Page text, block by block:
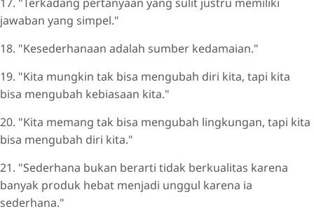
jawaban yang simpel."
18. "Kesederhanaan adalah sumber kedamaian."
19. "Kita mungkin tak bisa mengubah diri kita, tapi kita
bisa mengubah kebiasaan kita."
20. "Kita memang tak bisa mengubah lingkungan, tapi kita
bisa mengubah diri kita."
21. "Sederhana bukan berarti tidak berkualitas karena
banyak produk hebat menjadi unggul karena ia
sederhana."